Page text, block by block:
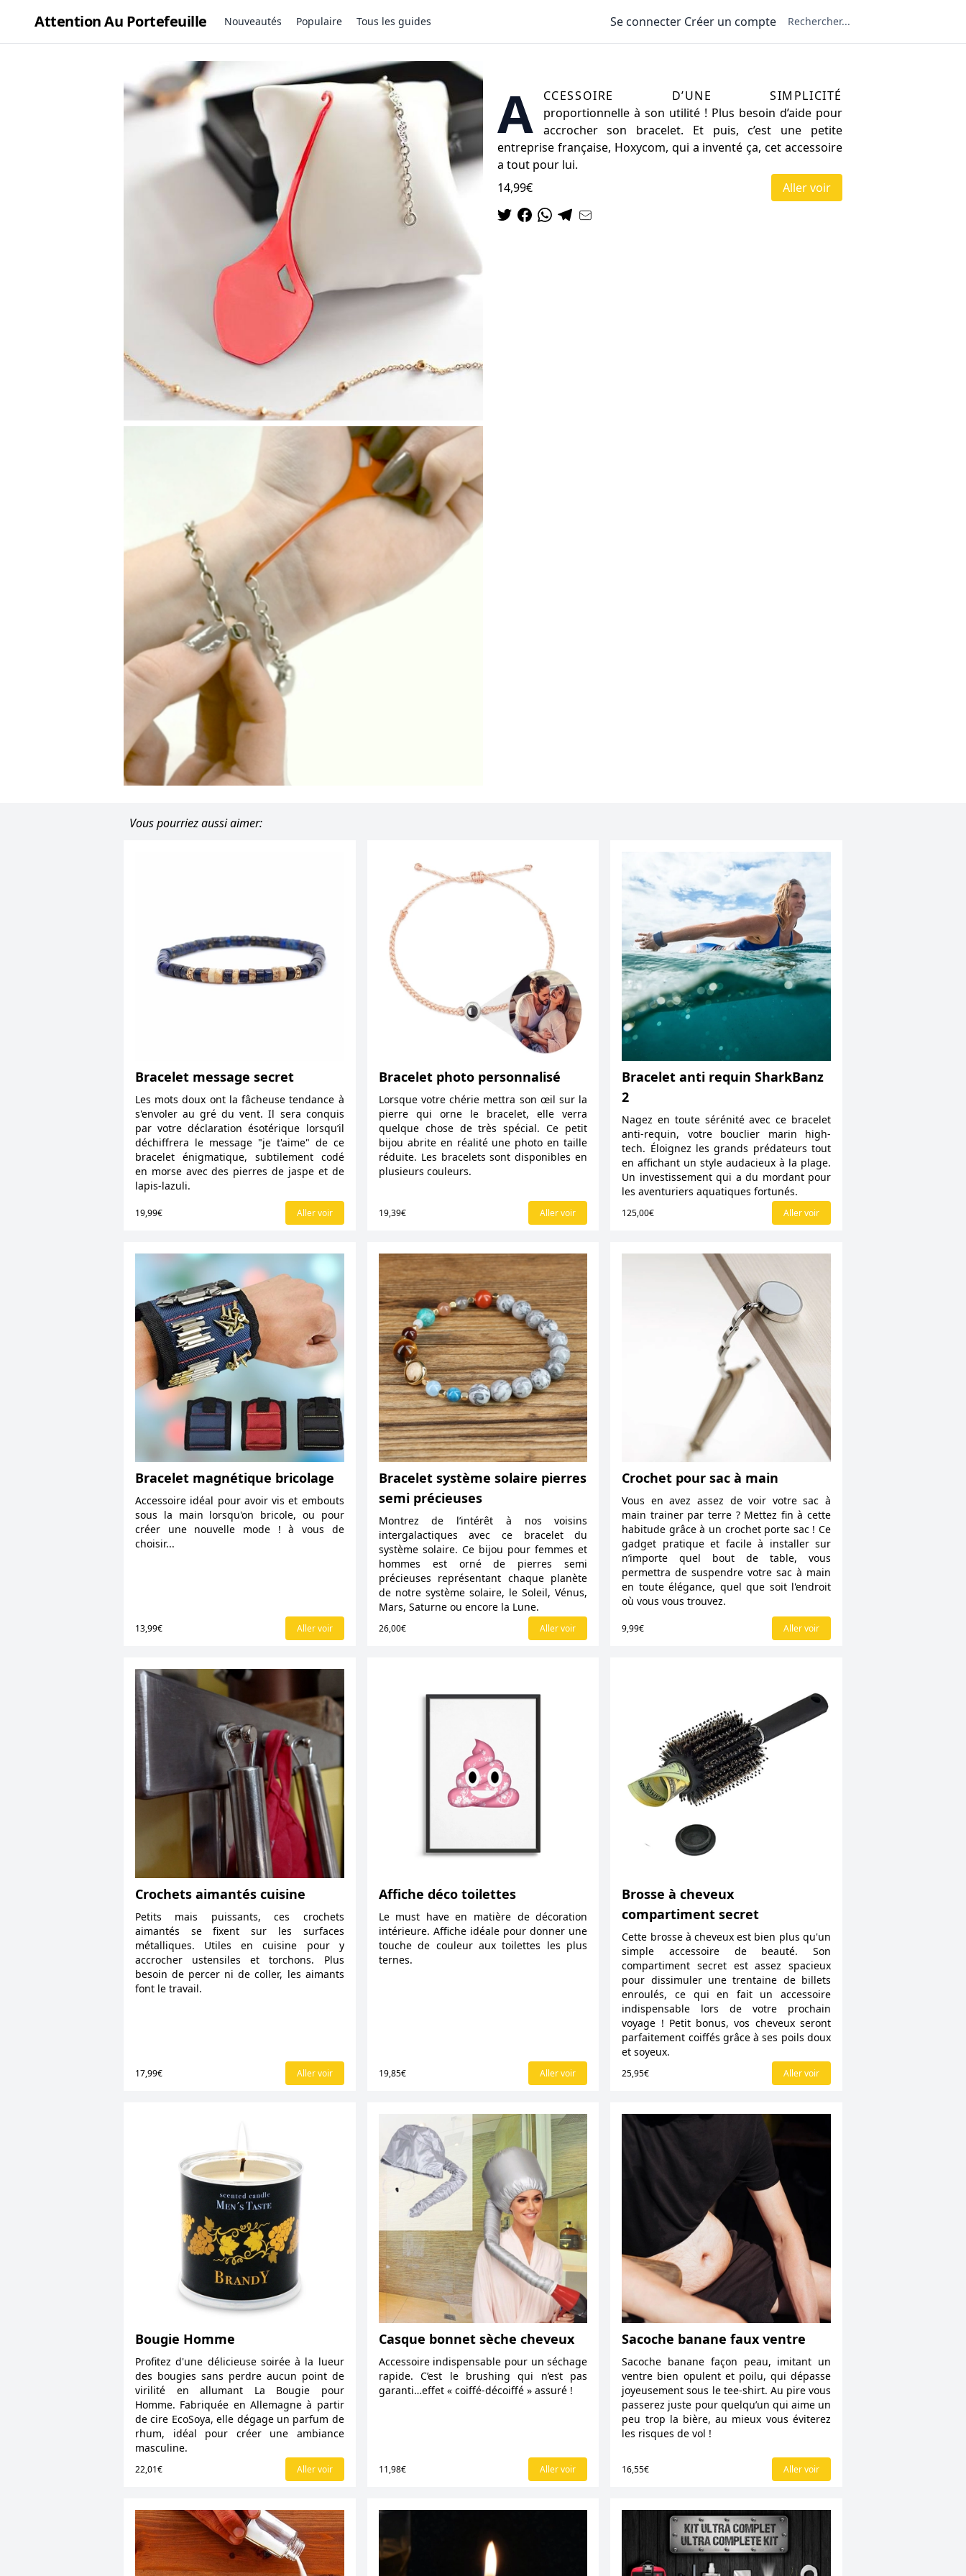
Attention Au Portefeuille Nouveautés Populaire Tous les guides Se connecter Créer un compte
A
ccessoire d’une simplicité
proportionnelle à son utilité ! Plus besoin d’aide pour
accrocher son bracelet. Et puis, c’est une petite
entreprise française, Hoxycom, qui a inventé ça, cet accessoire
a tout pour lui.
14,99€
Aller voir
Vous pourriez aussi aimer:
Bracelet message secret
Les mots doux ont la fâcheuse tendance à
s'envoler au gré du vent. Il sera conquis
par votre déclaration ésotérique lorsqu’il
déchiffrera le message "je t'aime" de ce
bracelet énigmatique, subtilement codé
en morse avec des pierres de jaspe et de
lapis-lazuli.
19,99€ Aller voir
Bracelet photo personnalisé
Lorsque votre chérie mettra son œil sur la
pierre qui orne le bracelet, elle verra
quelque chose de très spécial. Ce petit
bijou abrite en réalité une photo en taille
réduite. Les bracelets sont disponibles en
plusieurs couleurs.
19,39€ Aller voir
Bracelet anti requin SharkBanz
2
Nagez en toute sérénité avec ce bracelet
anti-requin, votre bouclier marin high-
tech. Éloignez les grands prédateurs tout
en affichant un style audacieux à la plage.
Un investissement qui a du mordant pour
les aventuriers aquatiques fortunés.
125,00€ Aller voir
Bracelet magnétique bricolage
Accessoire idéal pour avoir vis et embouts
sous la main lorsqu'on bricole, ou pour
créer une nouvelle mode ! à vous de
choisir...
13,99€ Aller voir
Bracelet système solaire pierres
semi précieuses
Montrez de l’intérêt à nos voisins
intergalactiques avec ce bracelet du
système solaire. Ce bijou pour femmes et
hommes est orné de pierres semi
précieuses représentant chaque planète
de notre système solaire, le Soleil, Vénus,
Mars, Saturne ou encore la Lune.
26,00€ Aller voir
Crochet pour sac à main
Vous en avez assez de voir votre sac à
main trainer par terre ? Mettez fin à cette
habitude grâce à un crochet porte sac ! Ce
gadget pratique et facile à installer sur
n’importe quel bout de table, vous
permettra de suspendre votre sac à main
en toute élégance, quel que soit l'endroit
où vous vous trouvez.
9,99€ Aller voir
Crochets aimantés cuisine
Petits mais puissants, ces crochets
aimantés se fixent sur les surfaces
métalliques. Utiles en cuisine pour y
accrocher ustensiles et torchons. Plus
besoin de percer ni de coller, les aimants
font le travail.
17,99€ Aller voir
Affiche déco toilettes
Le must have en matière de décoration
intérieure. Affiche idéale pour donner une
touche de couleur aux toilettes les plus
ternes.
19,85€ Aller voir
Brosse à cheveux
compartiment secret
Cette brosse à cheveux est bien plus qu'un
simple accessoire de beauté. Son
compartiment secret est assez spacieux
pour dissimuler une trentaine de billets
enroulés, ce qui en fait un accessoire
indispensable lors de votre prochain
voyage ! Petit bonus, vos cheveux seront
parfaitement coiffés grâce à ses poils doux
et soyeux.
25,95€ Aller voir
Bougie Homme
Profitez d'une délicieuse soirée à la lueur
des bougies sans perdre aucun point de
virilité en allumant La Bougie pour
Homme. Fabriquée en Allemagne à partir
de cire EcoSoya, elle dégage un parfum de
rhum, idéal pour créer une ambiance
masculine.
22,01€ Aller voir
Casque bonnet sèche cheveux
Accessoire indispensable pour un séchage
rapide. C’est le brushing qui n’est pas
garanti…effet « coiffé-décoiffé » assuré !
11,98€ Aller voir
Sacoche banane faux ventre
Sacoche banane façon peau, imitant un
ventre bien opulent et poilu, qui dépasse
joyeusement sous le tee-shirt. Au pire vous
passerez juste pour quelqu’un qui aime un
peu trop la bière, au mieux vous éviterez
les risques de vol !
16,55€ Aller voir